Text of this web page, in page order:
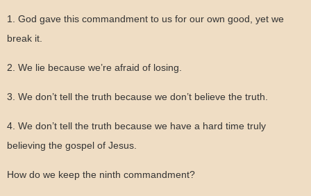
1. God gave this commandment to us for our own good, yet we
break it.
2. We lie because we’re afraid of losing.
3. We don’t tell the truth because we don’t believe the truth.
4. We don’t tell the truth because we have a hard time truly
believing the gospel of Jesus.
How do we keep the ninth commandment?